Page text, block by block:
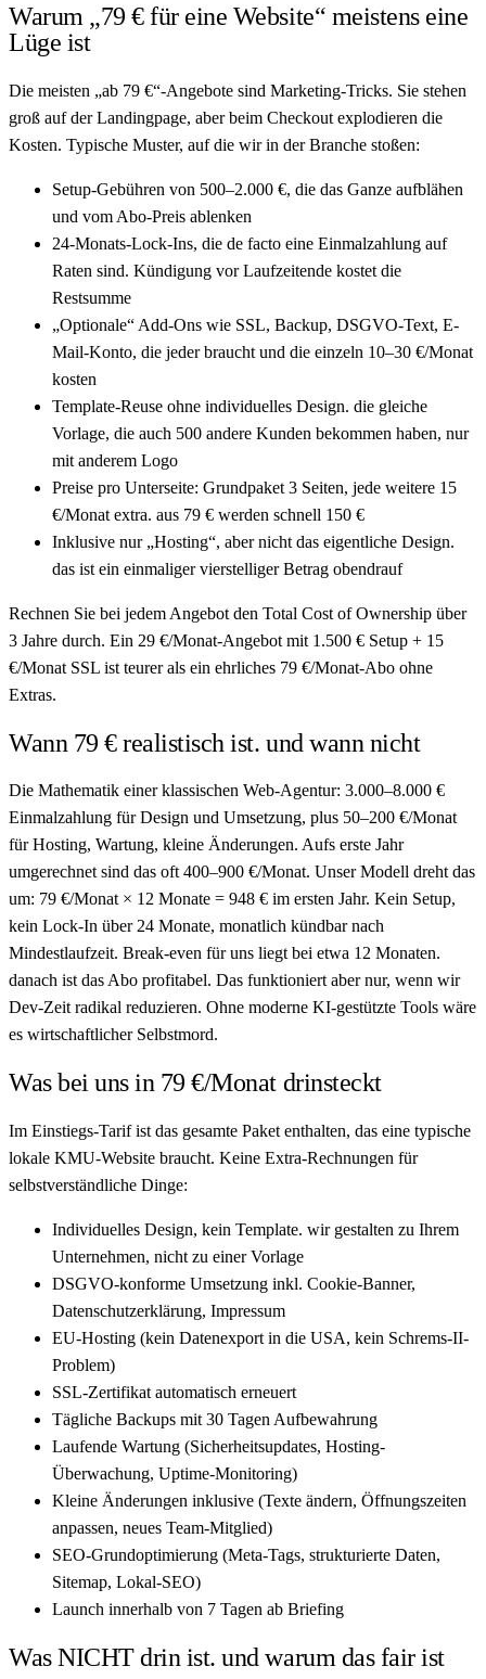
Warum „79 € für eine Website“ meistens eine
Lüge ist
Die meisten „ab 79 €“-Angebote sind Marketing-Tricks. Sie stehen
groß auf der Landingpage, aber beim Checkout explodieren die
Kosten. Typische Muster, auf die wir in der Branche stoßen:
Setup-Gebühren von 500–2.000 €, die das Ganze aufblähen
und vom Abo-Preis ablenken
24-Monats-Lock-Ins, die de facto eine Einmalzahlung auf
Raten sind. Kündigung vor Laufzeitende kostet die
Restsumme
„Optionale“ Add-Ons wie SSL, Backup, DSGVO-Text, E-
Mail-Konto, die jeder braucht und die einzeln 10–30 €/Monat
kosten
Template-Reuse ohne individuelles Design. die gleiche
Vorlage, die auch 500 andere Kunden bekommen haben, nur
mit anderem Logo
Preise pro Unterseite: Grundpaket 3 Seiten, jede weitere 15
€/Monat extra. aus 79 € werden schnell 150 €
Inklusive nur „Hosting“, aber nicht das eigentliche Design.
das ist ein einmaliger vierstelliger Betrag obendrauf
Rechnen Sie bei jedem Angebot den Total Cost of Ownership über
3 Jahre durch. Ein 29 €/Monat-Angebot mit 1.500 € Setup + 15
€/Monat SSL ist teurer als ein ehrliches 79 €/Monat-Abo ohne
Extras.
Wann 79 € realistisch ist. und wann nicht
Die Mathematik einer klassischen Web-Agentur: 3.000–8.000 €
Einmalzahlung für Design und Umsetzung, plus 50–200 €/Monat
für Hosting, Wartung, kleine Änderungen. Aufs erste Jahr
umgerechnet sind das oft 400–900 €/Monat. Unser Modell dreht das
um: 79 €/Monat × 12 Monate = 948 € im ersten Jahr. Kein Setup,
kein Lock-In über 24 Monate, monatlich kündbar nach
Mindestlaufzeit. Break-even für uns liegt bei etwa 12 Monaten.
danach ist das Abo profitabel. Das funktioniert aber nur, wenn wir
Dev-Zeit radikal reduzieren. Ohne moderne KI-gestützte Tools wäre
es wirtschaftlicher Selbstmord.
Was bei uns in 79 €/Monat drinsteckt
Im Einstiegs-Tarif ist das gesamte Paket enthalten, das eine typische
lokale KMU-Website braucht. Keine Extra-Rechnungen für
selbstverständliche Dinge:
Individuelles Design, kein Template. wir gestalten zu Ihrem
Unternehmen, nicht zu einer Vorlage
DSGVO-konforme Umsetzung inkl. Cookie-Banner,
Datenschutzerklärung, Impressum
EU-Hosting (kein Datenexport in die USA, kein Schrems-II-
Problem)
SSL-Zertifikat automatisch erneuert
Tägliche Backups mit 30 Tagen Aufbewahrung
Laufende Wartung (Sicherheitsupdates, Hosting-
Überwachung, Uptime-Monitoring)
Kleine Änderungen inklusive (Texte ändern, Öffnungszeiten
anpassen, neues Team-Mitglied)
SEO-Grundoptimierung (Meta-Tags, strukturierte Daten,
Sitemap, Lokal-SEO)
Launch innerhalb von 7 Tagen ab Briefing
Was NICHT drin ist. und warum das fair ist